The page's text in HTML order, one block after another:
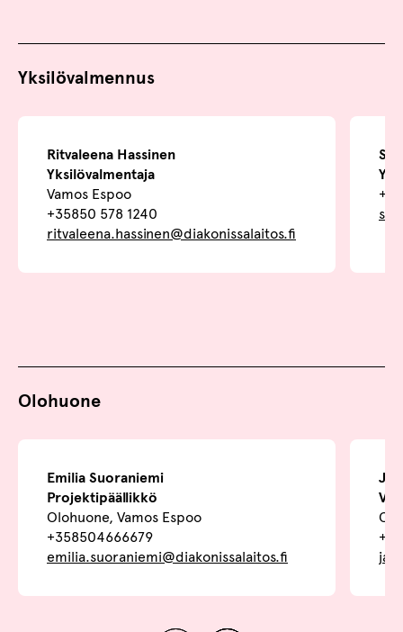
Yksilövalmennus
Ritvaleena Hassinen
Yksilövalmentaja
Vamos Espoo
+35850 578 1240
ritvaleena.hassinen@diakonissalaitos.fi
Olohuone
Emilia Suoraniemi
Projektipäällikkö
Olohuone, Vamos Espoo
+358504666679
emilia.suoraniemi@diakonissalaitos.fi